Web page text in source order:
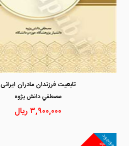
تابعیت فرزندان مادران ایرانی
مصطفي دانش پژوه
۳,۹۰۰,۰۰۰ریال
موجود